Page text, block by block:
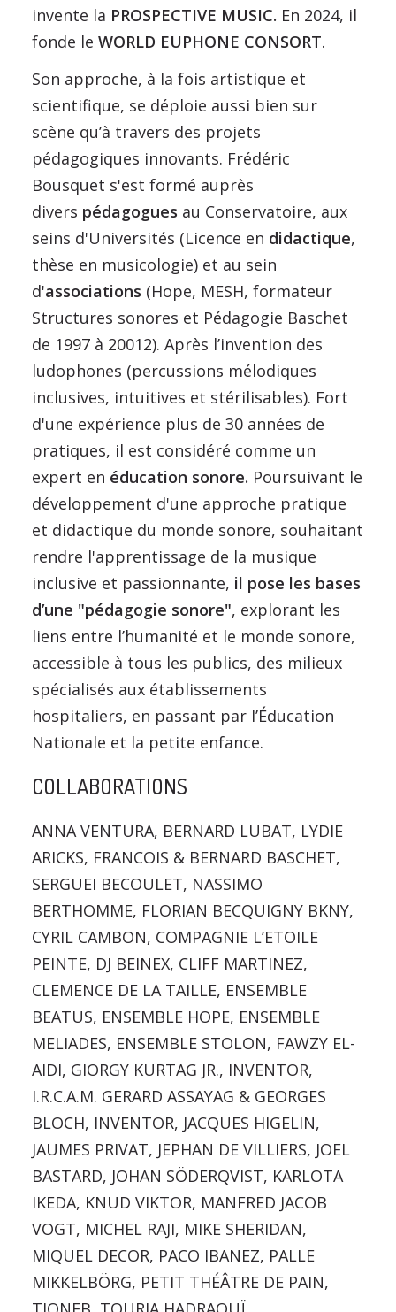
invente la PROSPECTIVE MUSIC. En 2024, il
fonde le WORLD EUPHONE CONSORT.
Son approche, à la fois artistique et
scientifique, se déploie aussi bien sur
scène qu’à travers des projets
pédagogiques innovants. Frédéric
Bousquet s'est formé auprès
divers pédagogues au Conservatoire, aux
seins d'Universités (Licence en didactique,
thèse en musicologie) et au sein
d'associations (Hope, MESH, formateur
Structures sonores et Pédagogie Baschet
de 1997 à 20012). Après l’invention des
ludophones (percussions mélodiques
inclusives, intuitives et stérilisables). Fort
d'une expérience plus de 30 années de
pratiques, il est considéré comme un
expert en éducation sonore. Poursuivant le
développement d'une approche pratique
et didactique du monde sonore, souhaitant
rendre l'apprentissage de la musique
inclusive et passionnante, il pose les bases
d’une "pédagogie sonore", explorant les
liens entre l’humanité et le monde sonore,
accessible à tous les publics, des milieux
spécialisés aux établissements
hospitaliers, en passant par l’Éducation
Nationale et la petite enfance.
COLLABORATIONS
ANNA VENTURA, BERNARD LUBAT, LYDIE
ARICKS, FRANCOIS & BERNARD BASCHET,
SERGUEI BECOULET, NASSIMO
BERTHOMME, FLORIAN BECQUIGNY BKNY,
CYRIL CAMBON, COMPAGNIE L’ETOILE
PEINTE, DJ BEINEX, CLIFF MARTINEZ,
CLEMENCE DE LA TAILLE, ENSEMBLE
BEATUS, ENSEMBLE HOPE, ENSEMBLE
MELIADES, ENSEMBLE STOLON, FAWZY EL-
AIDI, GIORGY KURTAG JR., INVENTOR,
I.R.C.A.M. GERARD ASSAYAG & GEORGES
BLOCH, INVENTOR, JACQUES HIGELIN,
JAUMES PRIVAT, JEPHAN DE VILLIERS, JOEL
BASTARD, JOHAN SÖDERQVIST, KARLOTA
IKEDA, KNUD VIKTOR, MANFRED JACOB
VOGT, MICHEL RAJI, MIKE SHERIDAN,
MIQUEL DECOR, PACO IBANEZ, PALLE
MIKKELBÖRG, PETIT THÉÂTRE DE PAIN,